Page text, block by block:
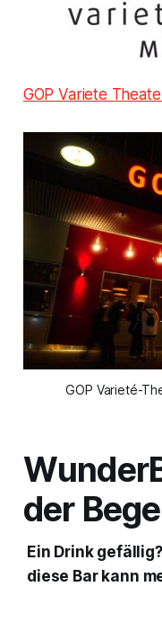
GOP Variete
GOP Varieté-
der
Ein Drink
diese Bar kann